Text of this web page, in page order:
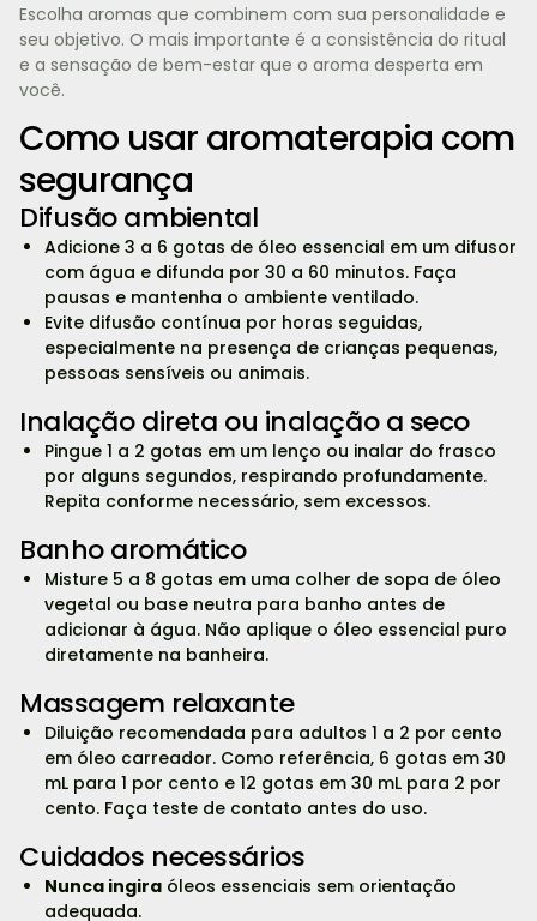
Escolha aromas que combinem com sua personalidade e
seu objetivo. O mais importante é a consistência do ritual
e a sensação de bem-estar que o aroma desperta em
você.
Como usar aromaterapia com
segurança
Difusão ambiental
Adicione 3 a 6 gotas de óleo essencial em um difusor
com água e difunda por 30 a 60 minutos. Faça
pausas e mantenha o ambiente ventilado.
Evite difusão contínua por horas seguidas,
especialmente na presença de crianças pequenas,
pessoas sensíveis ou animais.
Inalação direta ou inalação a seco
Pingue 1 a 2 gotas em um lenço ou inalar do frasco
por alguns segundos, respirando profundamente.
Repita conforme necessário, sem excessos.
Banho aromático
Misture 5 a 8 gotas em uma colher de sopa de óleo
vegetal ou base neutra para banho antes de
adicionar à água. Não aplique o óleo essencial puro
diretamente na banheira.
Massagem relaxante
Diluição recomendada para adultos 1 a 2 por cento
em óleo carreador. Como referência, 6 gotas em 30
mL para 1 por cento e 12 gotas em 30 mL para 2 por
cento. Faça teste de contato antes do uso.
Cuidados necessários
Nunca ingiraóleos essenciais sem orientação
adequada.